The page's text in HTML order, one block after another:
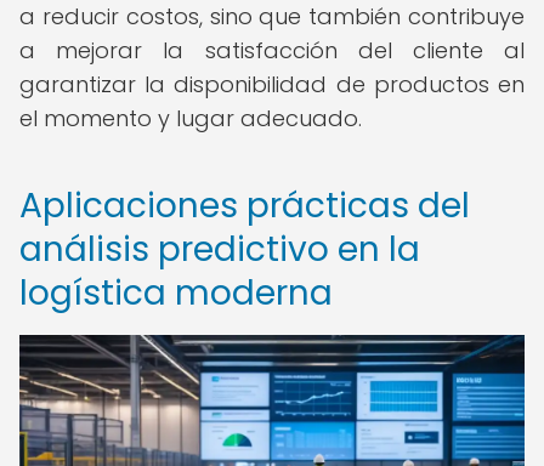
a reducir costos, sino que también contribuye
a mejorar la satisfacción del cliente al
garantizar la disponibilidad de productos en
el momento y lugar adecuado.
Aplicaciones prácticas del
análisis predictivo en la
logística moderna